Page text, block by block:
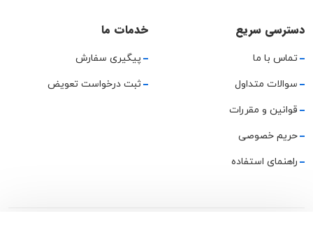
دسترسی سریع
تماس با ما
سوالات متداول
قوانین و مقررات
حریم خصوصی
راهنمای استفاده
خدمات ما
پیگیری سفارش
ثبت درخواست تعویض